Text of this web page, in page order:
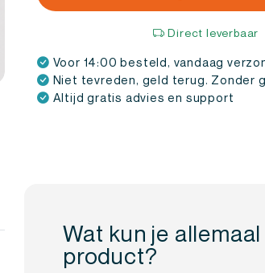
SLIX2
stuks)
aantal
Direct leverbaar
Voor 14:00 besteld, vandaag
Niet tevreden, geld terug. Zonder
Altijd gratis advies en support
Wat kun je
product?